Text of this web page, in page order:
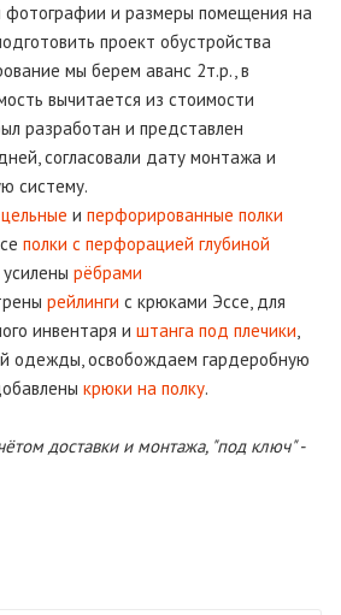
фотографии и размеры помещения на
проект обустройства
мы берем аванс 2т.р., в
вычитается из стоимости
разработан и представлен
согласовали дату монтажа и
систему.
цельные и перфорированные полки
полки с перфорацией глубиной
рёбрами
рейлинги с крюками Эссе, для
инвентаря и штанга под плечики,
одежды, освобождаем гардеробную
крюки на полку.
доставки и монтажа, "под ключ" -